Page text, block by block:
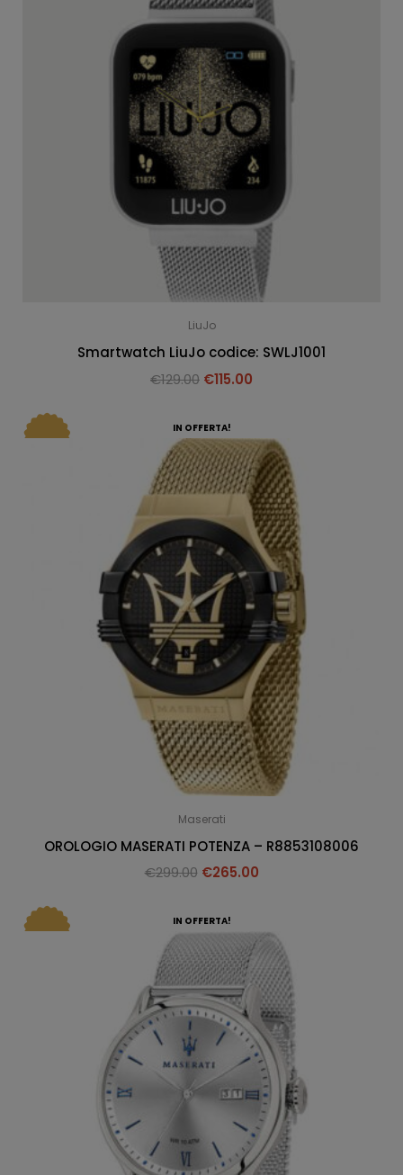
LiuJo
Smartwatch LiuJo codice: SWLJ1001
€129.00 €115.00
IN OFFERTA!
Maserati
OROLOGIO MASERATI POTENZA – R8853108006
€299.00 €265.00
IN OFFERTA!